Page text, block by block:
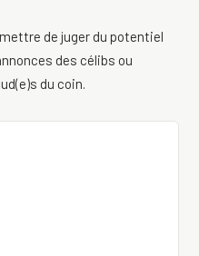
de juger du potentiel
des célibs ou
du coin.